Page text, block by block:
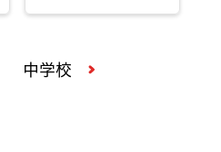
中学校